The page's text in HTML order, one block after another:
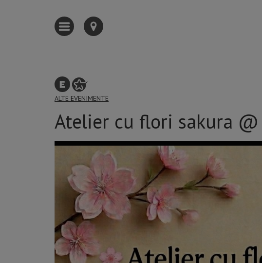
ALTE EVENIMENTE
Atelier cu flori sakura